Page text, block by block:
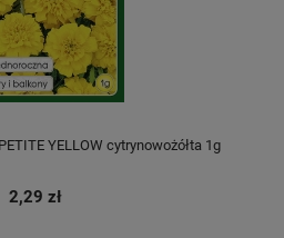
YELLOW cytrynowożółta 1g
2,29 zł